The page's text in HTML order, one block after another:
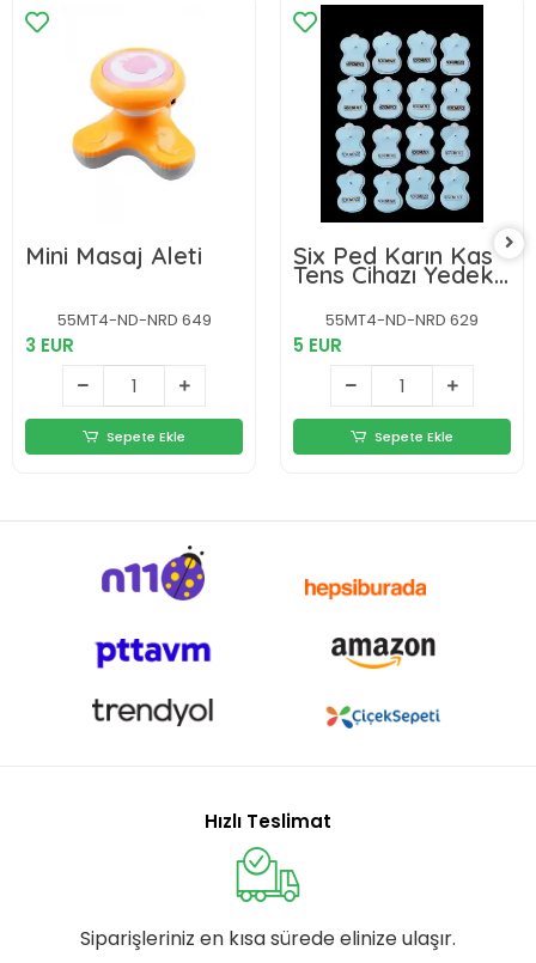
Mini Masaj Aleti
55MT4-ND-NRD 649
3 EUR
Sepete Ekle
Six Ped Karın Kas
Tens Cihazı Yedek
Pedi 16 Ped
55MT4-ND-NRD 629
5 EUR
Sepete Ekle
Hızlı Teslimat
Siparişleriniz en kısa sürede elinize ulaşır.